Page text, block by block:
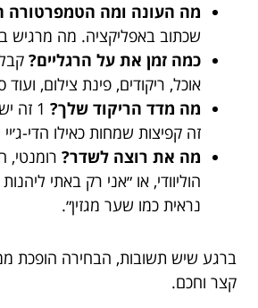
מה העונה ומה הטמפרטורה
שכתוב באפליקציה. מה מרגיש
כמה זמן את על הרגליים?
אוכל, ריקודים, פינת צילום, ועוד
מה מדד הריקוד שלך?
זה קפיצות שמחות כאילו הדי-
מה את רוצה לשדר? רומנטי,
הוליוודי, או ״אני רק באתי
נראית כמו שער מגזין״.
ברגע שיש תשובות, הבחירה הופכת
קצר וחכם.